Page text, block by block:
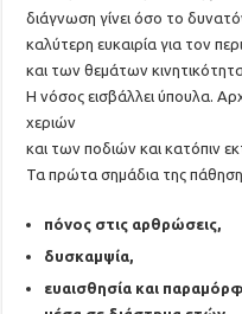
διάγνωση γίνει όσο το
καλύτερη ευκαιρία για τον
και των θεμάτων
Η νόσος εισβάλλει ύπουλα.
χεριών
και των ποδιών και κατόπιν
Τα πρώτα σημάδια της
πόνος στις αρθρώσεις,
δυσκαμψία,
ευαισθησία και